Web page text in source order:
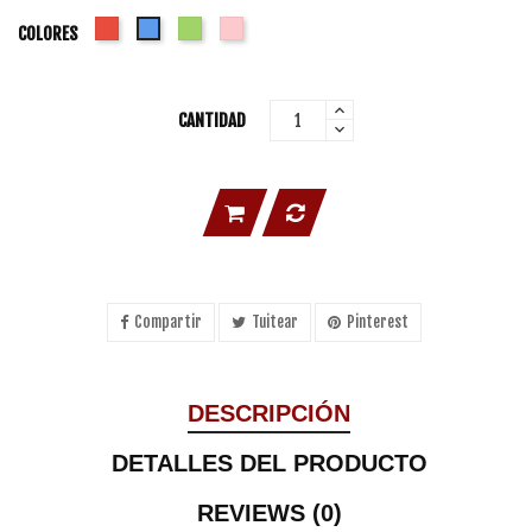
COLORES
CANTIDAD
Compartir Tuitear Pinterest
DESCRIPCIÓN
DETALLES DEL PRODUCTO
REVIEWS (0)